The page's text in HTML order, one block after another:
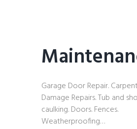
Garage Door Repair.
Damage Repairs. Tub and
caulking. Doors. Fences.
Weatherproofing…